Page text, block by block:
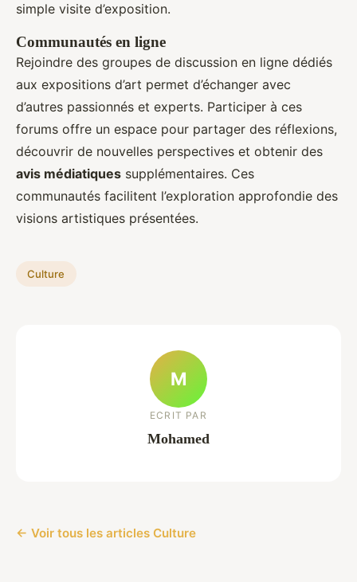
simple visite d’exposition.
Communautés en ligne
Rejoindre des groupes de discussion en ligne dédiés
aux expositions d’art permet d’échanger avec
d’autres passionnés et experts. Participer à ces
forums offre un espace pour partager des réflexions,
découvrir de nouvelles perspectives et obtenir des
avis médiatiques supplémentaires. Ces
communautés facilitent l’exploration approfondie des
visions artistiques présentées.
Culture
M
ECRIT PAR
Mohamed
← Voir tous les articles Culture